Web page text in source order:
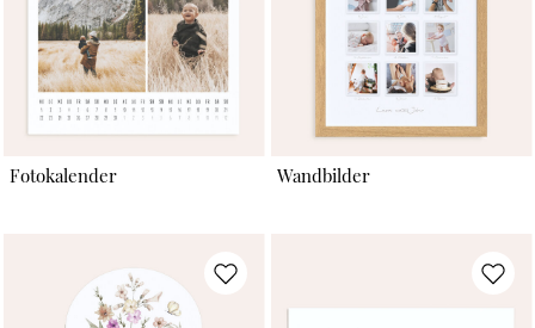
Fotokalender Wandbilder